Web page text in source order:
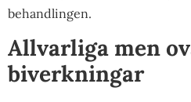
behandlingen.
Allvarliga men
biverkningar